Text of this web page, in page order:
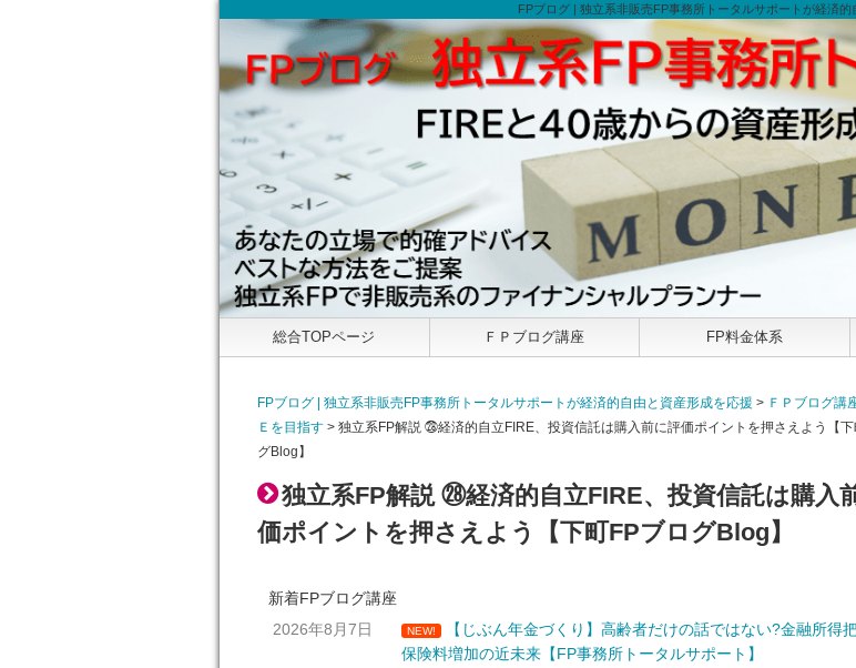
FPブログ | 独立系非販売FP事務所トータルサポートが経済的
総合TOPページ ＦＰブログ講座 FP料金体系
FPブログ | 独立系非販売FP事務所トータルサポートが経済的自由と資産形成を応援 > ＦＰブログ講
Ｅを目指す > 独立系FP解説 ㉘経済的自立FIRE、投資信託は購入前に評価ポイントを押さえよう【下
グBlog】
独立系FP解説 ㉘経済的自立FIRE、投資信託は購入
価ポイントを押さえよう【下町FPブログBlog】
新着FPブログ講座
2026年8月7日
NEW! 【じぶん年金づくり】高齢者だけの話ではない?金融所得
保険料増加の近未来【FP事務所トータルサポート】